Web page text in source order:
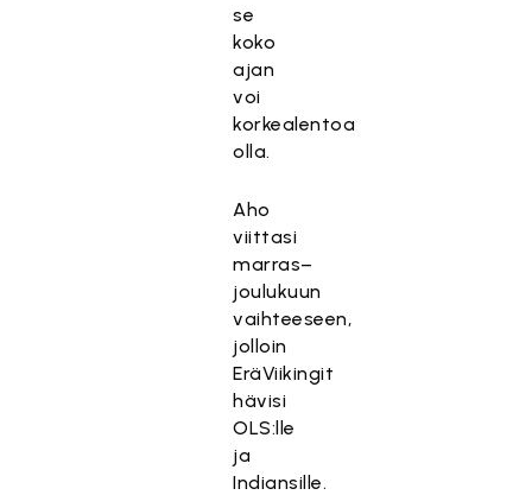
se
koko
ajan
voi
korkealentoa
olla.
Aho
viittasi
marras–
joulukuun
vaihteeseen,
jolloin
EräViikingit
hävisi
OLS:lle
ja
Indiansille.